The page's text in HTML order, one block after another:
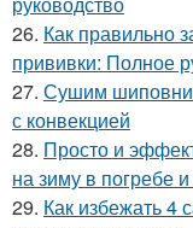
26. Как правильно
прививки: Полное
27. Сушим
с конвекцией
28. Просто и
на зиму в погребе
29. Как избежать 4